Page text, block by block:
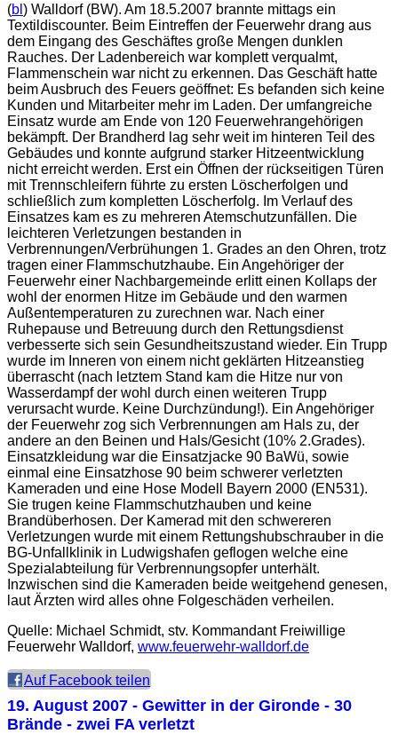
(bl ) Walldorf (BW). Am 18.5.2007 brannte mittags ein
Textildiscounter. Beim Eintreffen der Feuerwehr drang aus
dem Eingang des Geschäftes große Mengen dunklen
Rauches. Der Ladenbereich war komplett verqualmt,
Flammenschein war nicht zu erkennen. Das Geschäft hatte
beim Ausbruch des Feuers geöffnet: Es befanden sich keine
Kunden und Mitarbeiter mehr im Laden. Der umfangreiche
Einsatz wurde am Ende von 120 Feuerwehrangehörigen
bekämpft. Der Brandherd lag sehr weit im hinteren Teil des
Gebäudes und konnte aufgrund starker Hitzeentwicklung
nicht erreicht werden. Erst ein Öffnen der rückseitigen Türen
mit Trennschleifern führte zu ersten Löscherfolgen und
schließlich zum kompletten Löscherfolg. Im Verlauf des
Einsatzes kam es zu mehreren Atemschutzunfällen. Die
leichteren Verletzungen bestanden in
Verbrennungen/Verbrühungen 1. Grades an den Ohren, trotz
tragen einer Flammschutzhaube. Ein Angehöriger der
Feuerwehr einer Nachbargemeinde erlitt einen Kollaps der
wohl der enormen Hitze im Gebäude und den warmen
Außentemperaturen zu zurechnen war. Nach einer
Ruhepause und Betreuung durch den Rettungsdienst
verbesserte sich sein Gesundheitszustand wieder. Ein Trupp
wurde im Inneren von einem nicht geklärten Hitzeanstieg
überrascht (nach letztem Stand kam die Hitze nur von
Wasserdampf der wohl durch einen weiteren Trupp
verursacht wurde. Keine Durchzündung!). Ein Angehöriger
der Feuerwehr zog sich Verbrennungen am Hals zu, der
andere an den Beinen und Hals/Gesicht (10% 2.Grades).
Einsatzkleidung war die Einsatzjacke 90 BaWü, sowie
einmal eine Einsatzhose 90 beim schwerer verletzten
Kameraden und eine Hose Modell Bayern 2000 (EN531).
Sie trugen keine Flammschutzhauben und keine
Brandüberhosen. Der Kamerad mit den schwereren
Verletzungen wurde mit einem Rettungshubschrauber in die
BG-Unfallklinik in Ludwigshafen geflogen welche eine
Spezialabteilung für Verbrennungsopfer unterhält.
Inzwischen sind die Kameraden beide weitgehend genesen,
laut Ärzten wird alles ohne Folgeschäden verheilen.
Quelle: Michael Schmidt, stv. Kommandant Freiwillige
Feuerwehr Walldorf, www.feuerwehr-walldorf.de
Auf Facebook teilen
19. August 2007 - Gewitter in der Gironde - 30
Brände - zwei FA verletzt